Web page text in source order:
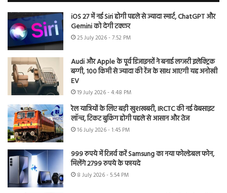
iOS 27 में नई Siri होगी पहले से ज्यादा स्मार्ट, ChatGPT और
Gemini को देगी टक्कर
25 July 2026 - 7:52 PM
Audi और Apple के पूर्व डिजाइनरों ने बनाई लग्जरी इलेक्ट्रिक
बग्गी, 100 किमी से ज्यादा की रेंज के साथ आएगी यह अनोखी
EV
19 July 2026 - 4:48 PM
रेल यात्रियों के लिए बड़ी खुशखबरी, IRCTC की नई वेबसाइट
लॉन्च, टिकट बुकिंग होगी पहले से आसान और तेज
16 July 2026 - 1:45 PM
999 रुपये में रिजर्व करें Samsung का नया फोल्डेबल फोन,
मिलेंगे 2799 रुपये के फायदे
8 July 2026 - 5:54 PM